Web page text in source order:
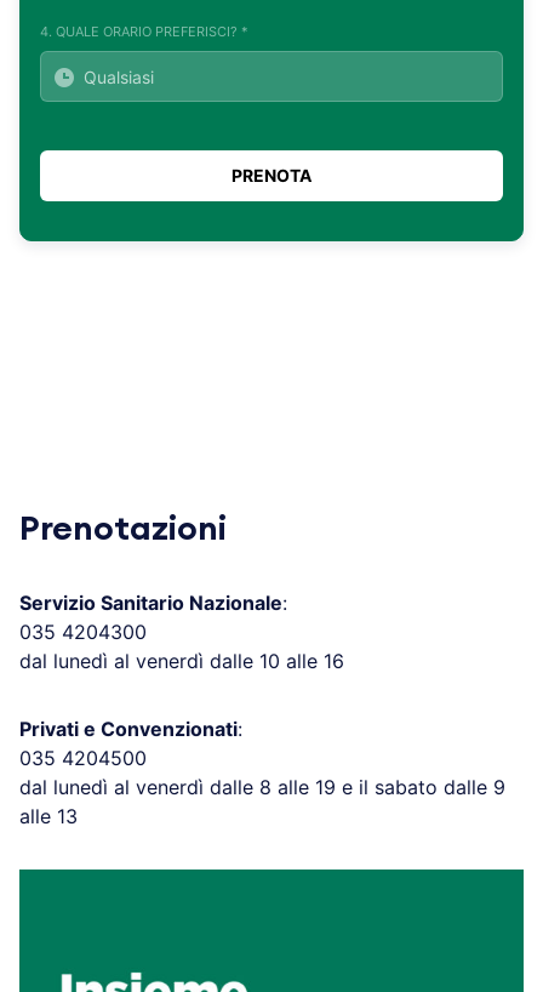
4. QUALE ORARIO PREFERISCI? *
Prenotazioni
Servizio Sanitario Nazionale:
035 4204300
dal lunedì al venerdì dalle 10 alle 16
Privati e Convenzionati:
035 4204500
dal lunedì al venerdì dalle 8 alle 19 e il sabato dalle 9
alle 13